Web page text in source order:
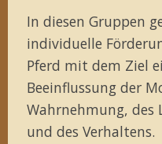
In diesen Gruppen
individuelle
Pferd mit dem Ziel
Beeinflussung der
Wahrnehmung, des
und des Verhaltens.